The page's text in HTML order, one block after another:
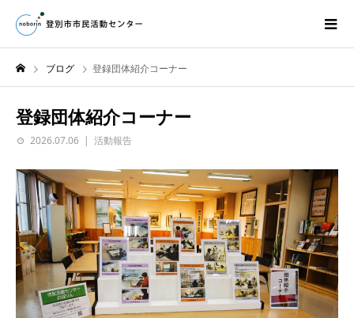
ブログ 登録団体紹介コーナー
登録団体紹介コーナー
2026.07.06 活動報告